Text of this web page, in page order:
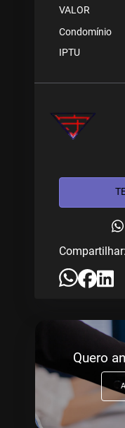
VALOR
Condomínio
IPTU
Compartilhar:
Quero